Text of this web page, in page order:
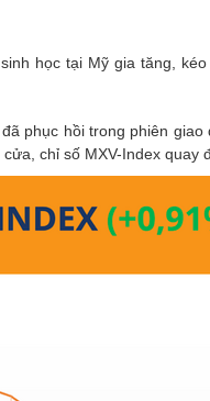
học tại Mỹ gia tăng,
phục hồi trong phiên
chỉ số MXV-Index quay